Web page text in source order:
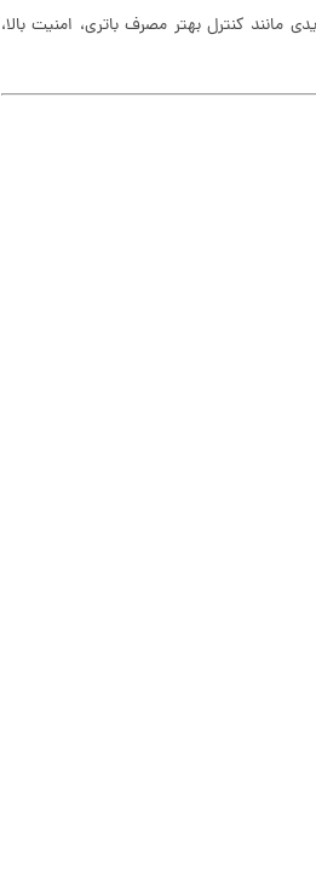
۱۶ بهره می‌برد و امکانات جدیدی مانند کنترل بهتر مصرف باتری، امنیت بالا،